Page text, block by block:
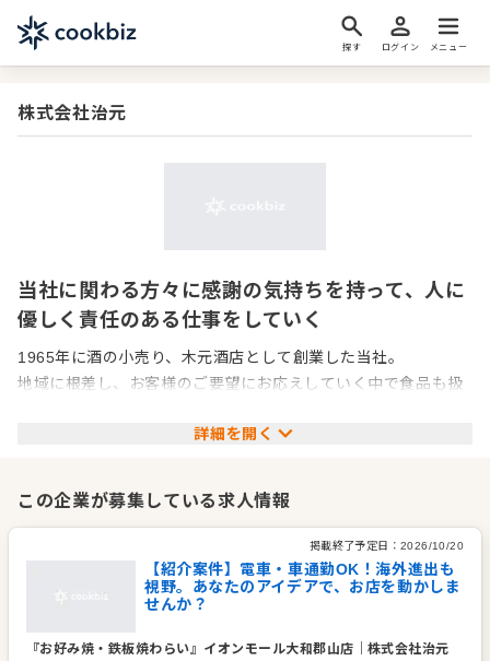
探す ログイン メニュー
株式会社治元
当社に関わる方々に感謝の気持ちを持って、人に
優しく責任のある仕事をしていく
1965年に酒の小売り、木元酒店として創業した当社。
地域に根差し、お客様のご要望にお応えしていく中で食品も扱
日々の営みのうえで「食」がとても大切なことだということを
地域の方々に貢献したいという想いから外食産業に参入しまし
これまで長年にわたる経営のなかで、いくつもの情勢の変化も
ありましたが、
従業員の活躍や、お客様に支えていただいたからに他なりませ
詳細を開く
この企業が募集している求人情報
掲載終了予定日： 2026/10/20
【紹介案件】電車・車通勤OK！海外進出も
視野。あなたのアイデアで、お店を動かしま
せんか？
『お好み焼・鉄板焼わらい』イオンモール大和郡山店 ｜株式会社治元